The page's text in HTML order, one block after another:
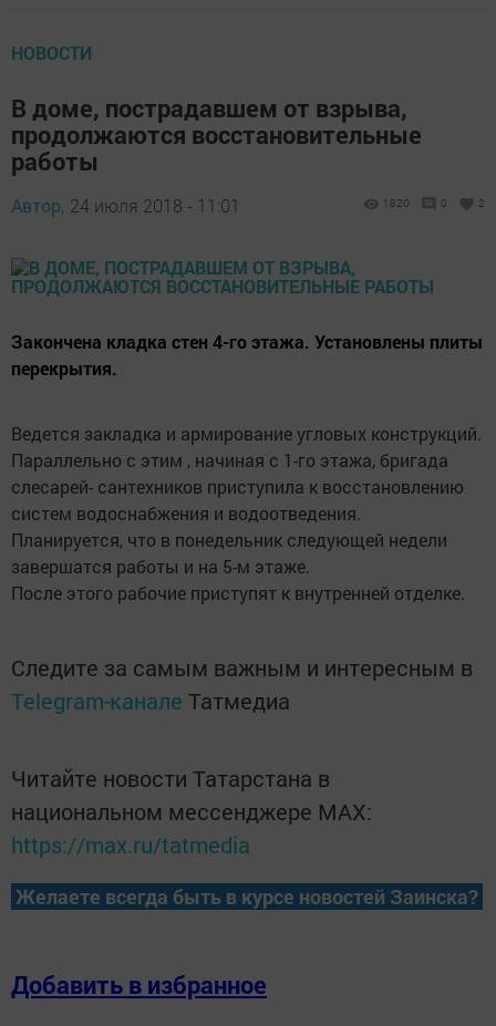
НОВОСТИ
В доме, пострадавшем от взрыва,
продолжаются восстановительные
работы
Автор, 24 июля 2018 - 11:01 1820 0 2
Закончена кладка стен 4-го этажа. Установлены плиты
перекрытия.
Ведется закладка и армирование угловых конструкций.
Параллельно с этим , начиная с 1-го этажа, бригада
слесарей- сантехников приступила к восстановлению
систем водоснабжения и водоотведения.
Планируется, что в понедельник следующей недели
завершатся работы и на 5-м этаже.
После этого рабочие приступят к внутренней отделке.
Следите за самым важным и интересным в
Telegram-канале Татмедиа
Читайте новости Татарстана в
национальном мессенджере MАХ:
https://max.ru/tatmedia
Желаете всегда быть в курсе новостей Заинска?
Добавить в избранное